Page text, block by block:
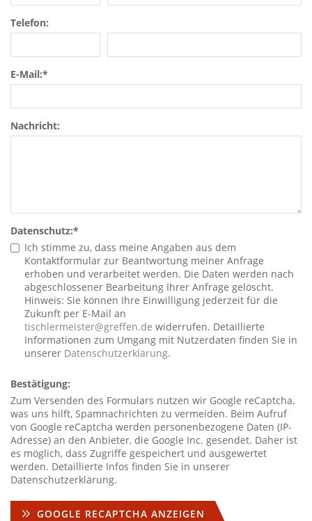
Telefon:
E-Mail:*
Nachricht:
Datenschutz:*
Ich stimme zu, dass meine Angaben aus dem
Kontaktformular zur Beantwortung meiner Anfrage
erhoben und verarbeitet werden. Die Daten werden nach
abgeschlossener Bearbeitung Ihrer Anfrage gelöscht.
Hinweis: Sie können Ihre Einwilligung jederzeit für die
Zukunft per E-Mail an
tischlermeister@greffen.de widerrufen. Detaillierte
Informationen zum Umgang mit Nutzerdaten finden Sie in
unserer Datenschutzerklärung.
Bestätigung:
Zum Versenden des Formulars nutzen wir Google reCaptcha,
was uns hilft, Spamnachrichten zu vermeiden. Beim Aufruf
von Google reCaptcha werden personenbezogene Daten (IP-
Adresse) an den Anbieter, die Google Inc. gesendet. Daher ist
es möglich, dass Zugriffe gespeichert und ausgewertet
werden. Detaillierte Infos finden Sie in unserer
Datenschutzerklärung.
GOOGLE RECAPTCHA ANZEIGEN